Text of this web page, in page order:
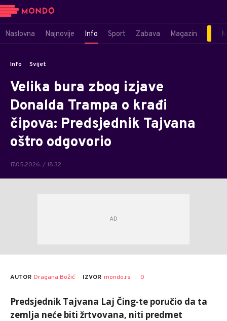
Naslovna Najnovije Info Sport Zabava Magazin
Info Svijet
Velika bura zbog izjave
Donalda Trampa o krađi
čipova: Predsjednik Tajvana
oštro odgovorio
17.05.2026. / 18:32
AUTOR Dragana Božić IZVOR mondo.rs 0
Predsjednik Tajvana Laj Čing-te poručio da ta
zemlja neće biti žrtvovana, niti predmet